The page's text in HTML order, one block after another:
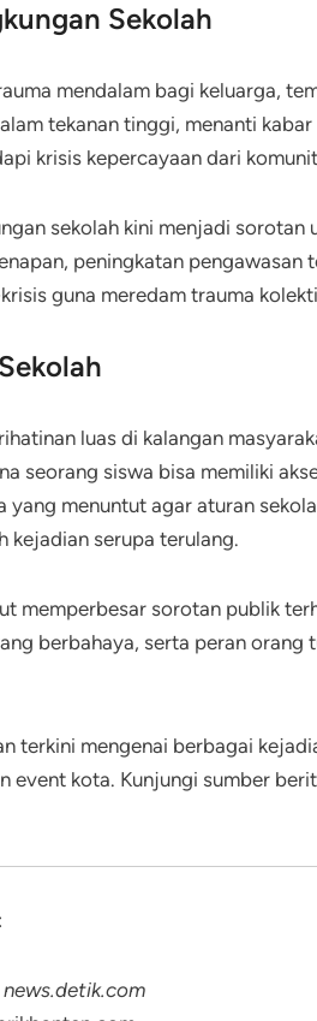
Sekolah
mendalam bagi keluarga,
tekanan tinggi, menanti
krisis kepercayaan dari
sekolah kini menjadi sorotan
peningkatan
guna meredam trauma
luas di kalangan
seorang siswa bisa memiliki
yang menuntut agar aturan
kejadian serupa terulang.
memperbesar sorotan publik
berbahaya, serta peran orang
terkini mengenai berbagai
event kota. Kunjungi sumber